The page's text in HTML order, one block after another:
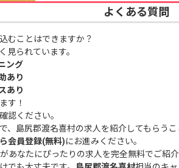
よくある質問
むことはできますか？
見られています。
ング
あり
あり
す！
認ください。
、島尻郡渡名喜村の求人を紹介してもらうこ
会員登録(無料)にお進みください。
あなたにぴったりの求人を完全無料でご紹